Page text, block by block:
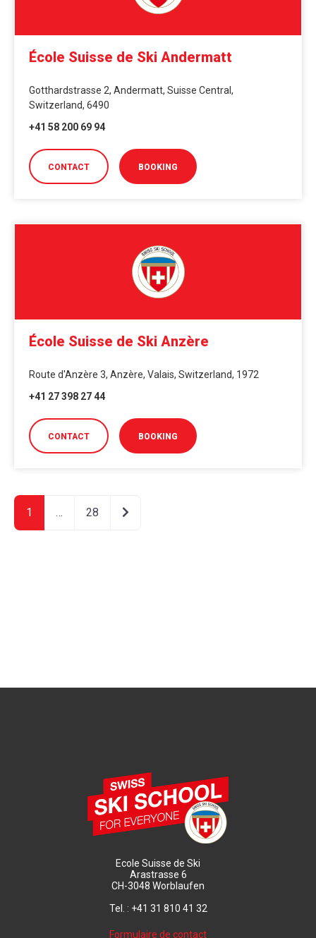
École Suisse de Ski Andermatt
Gotthardstrasse 2, Andermatt, Suisse Central,
Switzerland, 6490
+41 58 200 69 94
CONTACT BOOKING
École Suisse de Ski Anzère
Route d'Anzère 3, Anzère, Valais, Switzerland, 1972
+41 27 398 27 44
CONTACT BOOKING
1 … 28 Older posts
Ecole Suisse de Ski
Arastrasse 6
CH-3048 Worblaufen
Tel. : +41 31 810 41 32
Formulaire de contact